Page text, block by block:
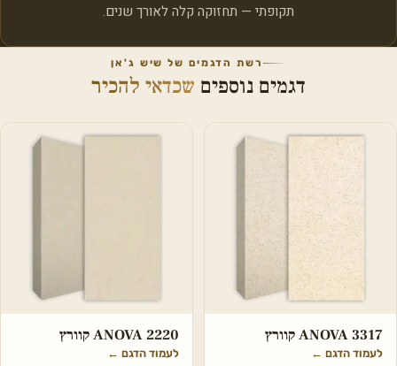
תקופתי — תחזוקה קלה לאורך שנים.
רשת הדגמים של שיש ג'אן
דגמים נוספים שכדאי להכיר
ANOVA 3317 קוורץ
לעמוד הדגם ←
ANOVA 2220 קוורץ
לעמוד הדגם ←